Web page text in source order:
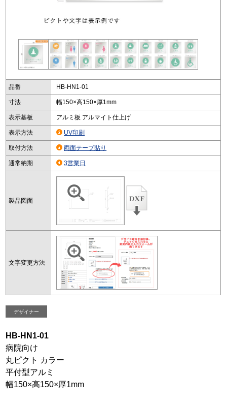
品番 HB-HN1-01
寸法 幅150×高150×厚1mm
表示基板 アルミ板 アルマイト仕上げ
表示方法 UV印刷
取付方法 両面テープ貼り
通常納期 3営業日
製品図面
文字変更方法
デザイナー
HB-HN1-01
病院向け
丸ピクト カラー
平付型アルミ
幅150×高150×厚1mm